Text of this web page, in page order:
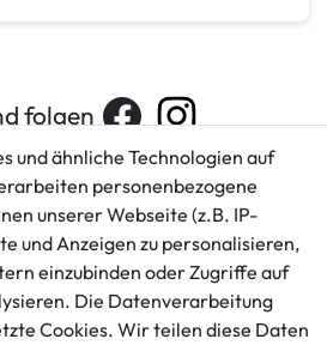
folgen
Rechtliches
AGB
Impressum
Datenschutzerklärung
und ähnliche Technologien auf
personenbezogene
unserer Webseite (z.B. IP-
und Anzeigen zu personalisieren,
einzubinden oder Zugriffe auf
Die Datenverarbeitung
Cookies. Wir teilen diese Daten